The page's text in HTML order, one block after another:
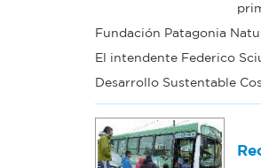
Fundación Patagonia
El intendente Federico
Desarrollo Sustentable